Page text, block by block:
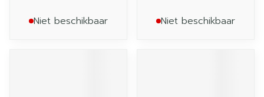
Niet beschikbaar Niet beschikbaar